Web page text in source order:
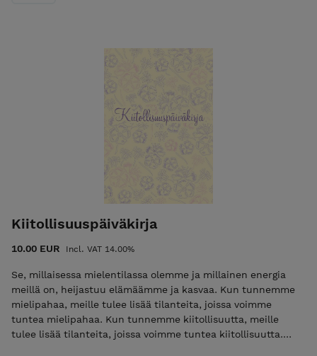
Kiitollisuuspäiväkirja
10.00 EUR Incl. VAT 14.00%
Se, millaisessa mielentilassa olemme ja millainen energia
meillä on, heijastuu elämäämme ja kasvaa. Kun tunnemme
mielipahaa, meille tulee lisää tilanteita, joissa voimme
tuntea mielipahaa. Kun tunnemme kiitollisuutta, meille
tulee lisää tilanteita, joissa voimme tuntea kiitollisuutta.